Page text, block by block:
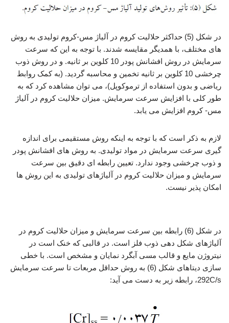
در شکل (5) حداکثر حلالیت کروم در آلیاژ مس-کروم تولیدی به روش
های مختلف، با همدیگر مقایسه شدند. با توجه به این که سرعت
سرمایش در روش افشانش پودر 10 کلوین بر ثانیه. و در روش ذوب
چرخشی 10 کلوین بر ثانیه تخمین و محاسبه گردید. (به کمک روابط
ریاضی و بدون استفاده از ترموکوپل)، می توان مشاهده کرد که به
طور کلی با افزایش سرعت سرمایش. میزان حلالیت کروم در آلیاژ
مس- کروم افزایش می یابد.
لازم به ذکر است که با توجه به اینکه روش مستقیمی برای اندازه
گیری سرعت سرمایش در مواد تولیدی. به روش های افشانش پودر
و ذوب چرخشی وجود ندارد. تعیین رابطه ای دقیق بین سرعت
سرمایش و میزان حلالیت کروم در آلیاژهای تولیدی به این روش ها
امکان پذیر نیست.
در شکل (6) رابطه بین سرعت سرمایش و میزان حلالیت کروم در
آلیاژهای شکل دهی ذوب فلز است. در قالبی که خنک است در
نیتروژن مایع و قالب مسی آبگرد نمایان و مشخص است. با خطی
سازی دیتاهای شکل (6) به روش حداقل مربعات تا سرعت سرمایش
292C/s، رابطه زیر به دست می آید: